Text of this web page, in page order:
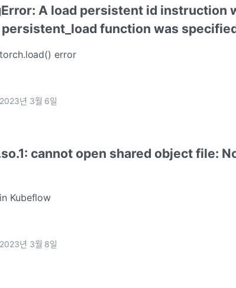
A load persistent id instruction
function was
torch.load() error
2023년 3월 6일
cannot open shared object file:
in Kubeflow
2023년 3월 8일